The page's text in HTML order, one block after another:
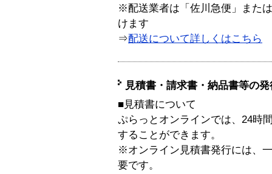
※配送業者は「佐川急便」また
けます
⇒配送について詳しくはこちら
見積書・請求書・納品書等の
■見積書について
ぷらっとオンラインでは、24時
することができます。
※オンライン見積書発行には、
要です。